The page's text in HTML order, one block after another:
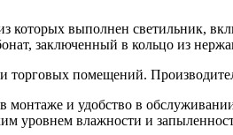
выполнен светильник,
заключенный в кольцо из
помещений.
монтаже и удобство в
уровнем влажности и